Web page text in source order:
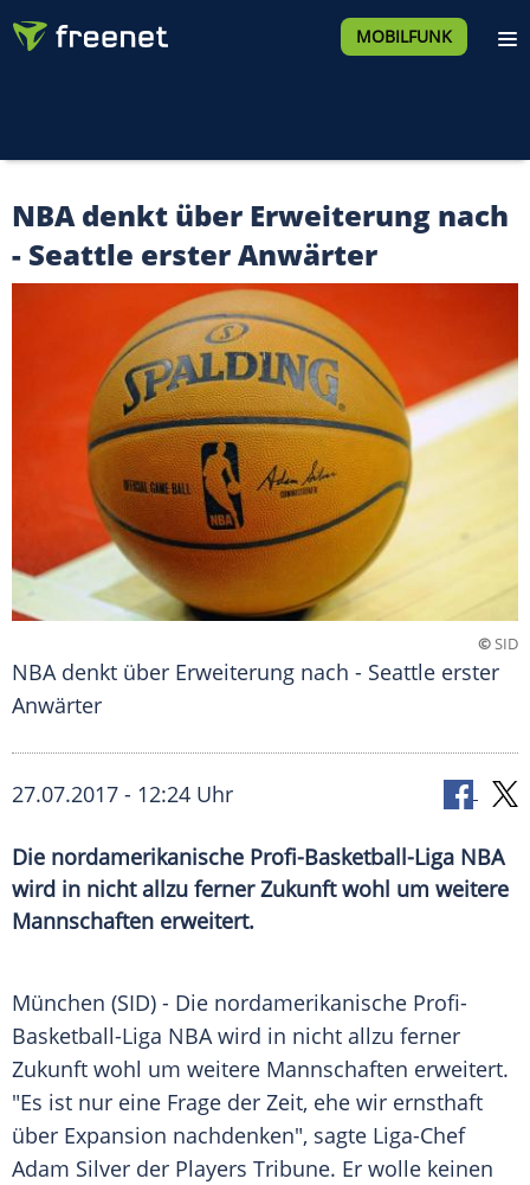
MOBILFUNK
NBA denkt über Erweiterung nach
- Seattle erster Anwärter
©SID
NBA denkt über Erweiterung nach - Seattle erster
Anwärter
27.07.2017 - 12:24 Uhr
Die nordamerikanische Profi-Basketball-Liga NBA
wird in nicht allzu ferner Zukunft wohl um weitere
Mannschaften erweitert.
München (SID) - Die nordamerikanische Profi-
Basketball-Liga NBAwird in nicht allzu ferner
Zukunft wohl um weitere Mannschaften erweitert.
"Es ist nur eine Frage der Zeit, ehe wir ernsthaft
über Expansion nachdenken", sagte Liga-Chef
Adam Silver der Players Tribune. Er wolle keinen